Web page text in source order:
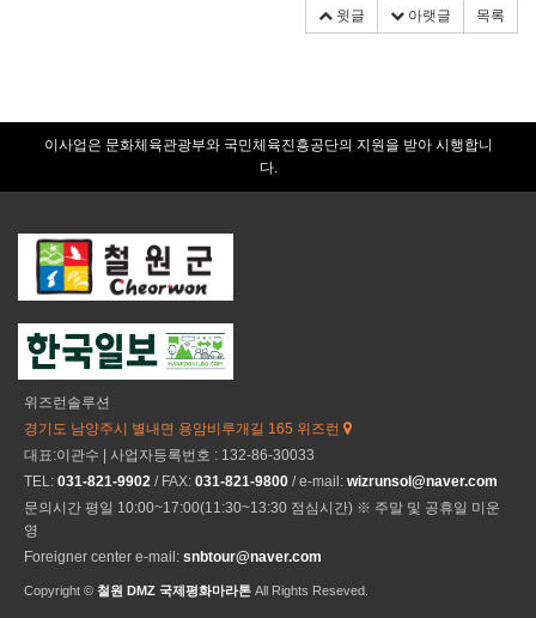
윗글 아랫글 목록
이사업은 문화체육관광부와 국민체육진흥공단의 지원을 받아 시행합니
다.
위즈런솔루션
경기도 남양주시 별내면 용암비루개길 165 위즈런
대표:이관수 | 사업자등록번호 : 132-86-30033
TEL: 031-821-9902 / FAX: 031-821-9800 / e-mail: wizrunsol@naver.com
문의시간 평일 10:00~17:00(11:30~13:30 점심시간) ※ 주말 및 공휴일 미운
영
Foreigner center e-mail: snbtour@naver.com
Copyright © 철원 DMZ 국제평화마라톤 All Rights Reseved.